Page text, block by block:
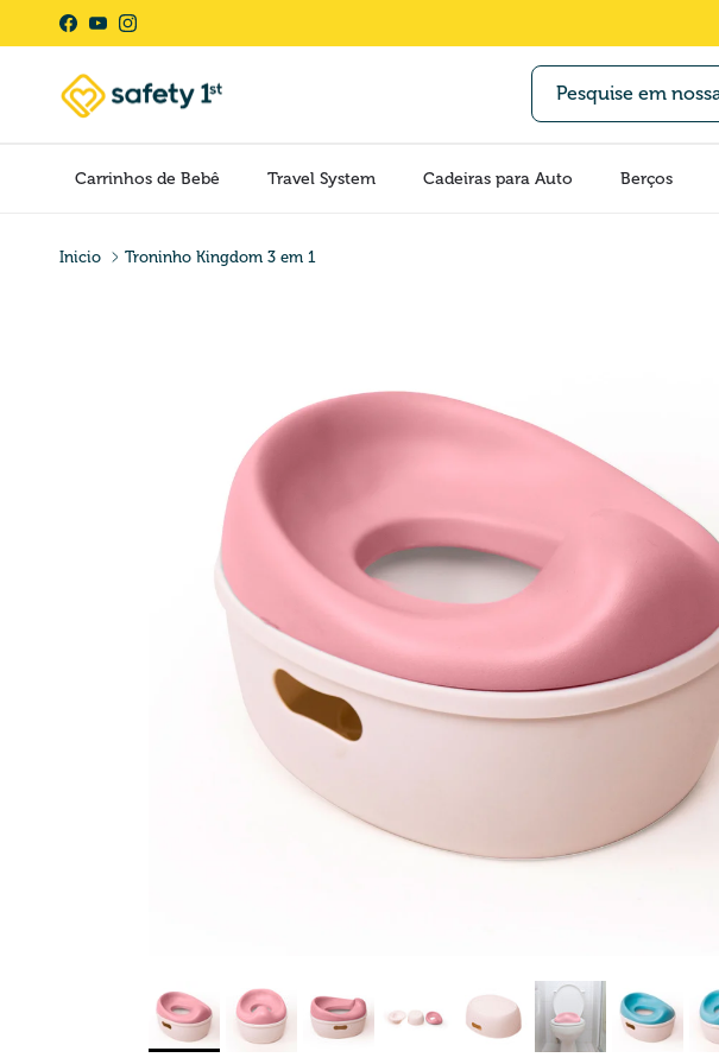
Pular para o conteúdo
Facebook
YouTubeInstagram
Carrinhos de Bebê Travel System Cadeiras para Auto Berços
Inicio Troninho Kingdom 3 em 1